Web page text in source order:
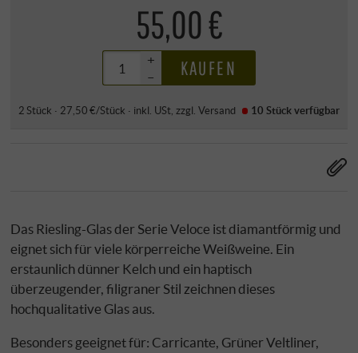
55,00 €
+
–
KAUFEN
2 Stück · 27,50 €/Stück · inkl. USt, zzgl. Versand 10 Stückverfügbar
Das Riesling-Glas der Serie Veloce ist diamantförmig und
eignet sich für viele körperreiche Weißweine. Ein
erstaunlich dünner Kelch und ein haptisch
überzeugender, filigraner Stil zeichnen dieses
hochqualitative Glas aus.
Besonders geeignet für: Carricante, Grüner Veltliner,